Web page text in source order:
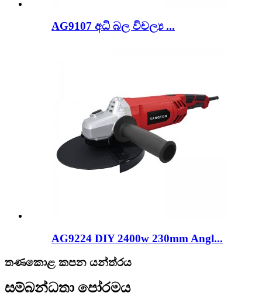
AG9107 අධි බල විචල්‍ය ...
AG9224 DIY 2400w 230mm Angl...
තණකොළ කපන යන්ත්රය
සම්බන්ධතා පෝරමය